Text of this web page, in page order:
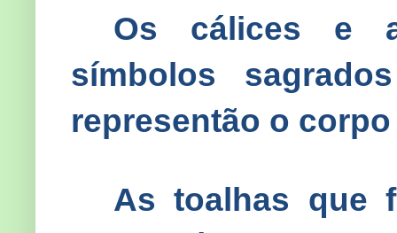
Os cálices e
símbolos
representão o
As toalhas que